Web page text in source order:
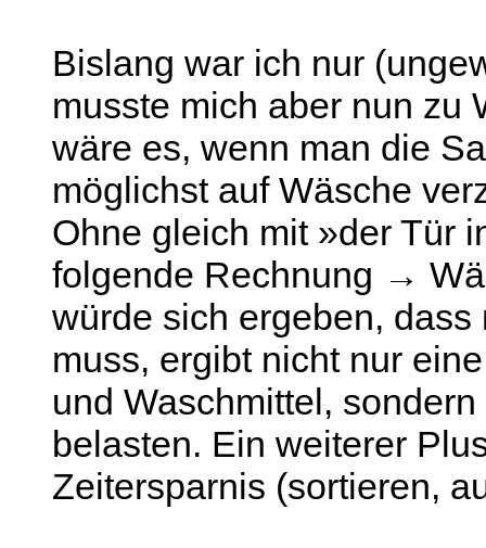
Bislang war ich nur
musste mich aber nun zu
wäre es, wenn man die
möglichst auf Wäsche
Ohne gleich mit »der Tür
folgende Rechnung →
würde sich ergeben,
muss, ergibt nicht nur
und Waschmittel,
belasten. Ein weiterer
Zeitersparnis (sortieren,